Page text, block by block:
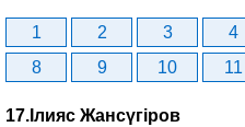
1 2 3 4
8
9 10 11
17.Ілияс Жансүгіров